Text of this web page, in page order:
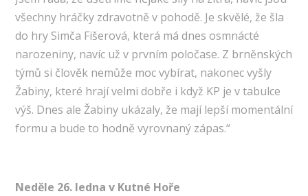
všechny hráčky zdravotně v pohodě. Je skvělé, že šla
do hry Simča Fišerová, která má dnes osmnácté
narozeniny, navíc už v prvním poločase. Z brněnských
týmů si člověk nemůže moc vybírat, nakonec vyšly
Žabiny, které hrají velmi dobře i když KP je v tabulce
výš. Dnes ale Žabiny ukázaly, že mají lepší momentální
formu a bude to hodně vyrovnaný zápas.“
Neděle 26. ledna v Kutné Hoře